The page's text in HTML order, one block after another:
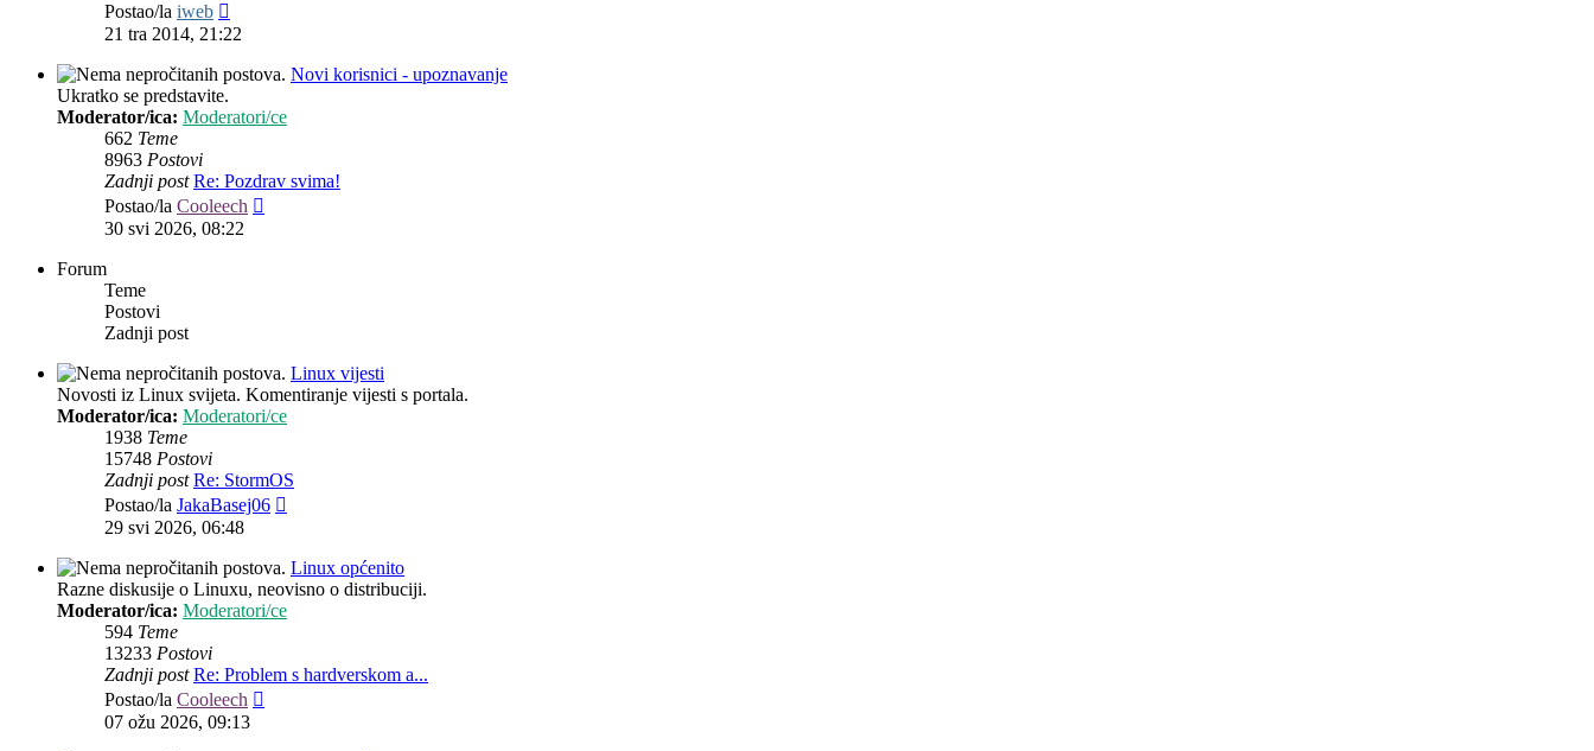
Postao/la iweb
post
21 tra 2014, 21:22
Novi korisnici - upoznavanje
Ukratko se predstavite.
Moderator/ica: Moderatori/ce
662 Teme
8963 Postovi
Zadnji post Re: Pozdrav svima!
Postao/la Cooleech
30 svi 2026, 08:22
Forum
Teme
Postovi
Zadnji post
Linux vijesti
Novosti iz Linux svijeta. Komentiranje vijesti s portala.
Moderator/ica: Moderatori/ce
1938 Teme
15748 Postovi
Zadnji post Re: StormOS
Postao/la JakaBasej06
29 svi 2026, 06:48
Linux općenito
Razne diskusije o Linuxu, neovisno o distribuciji.
Moderator/ica: Moderatori/ce
594 Teme
13233 Postovi
Zadnji post Re: Problem s hardverskom a...
Postao/la Cooleech
07 ožu 2026, 09:13